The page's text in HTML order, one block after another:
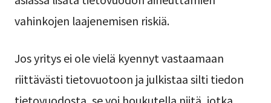
vahinkojen laajenemisen riskiä.
Jos yritys ei ole vielä kyennyt vastaamaan
riittävästi tietovuotoon ja julkistaa silti tiedon
tietovuodosta, se voi houkutella niitä, jotka